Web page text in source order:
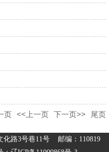
页 <<上一页 下一页>> 尾页
化路3号巷11号 邮编：110819